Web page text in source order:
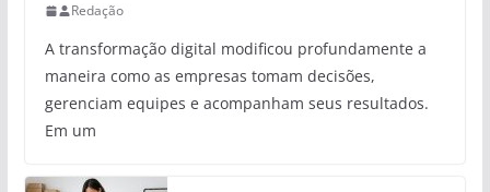
Redação
A transformação digital modificou profundamente a
maneira como as empresas tomam decisões,
gerenciam equipes e acompanham seus resultados.
Em um